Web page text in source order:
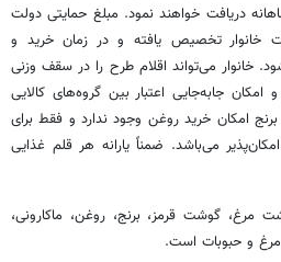
دریافت خواهند نمود. مبلغ حمایتی دولت
خانوار تخصیص یافته و در زمان خرید و
خانوار می‌تواند اقلام طرح را در سقف وزنی
جابه‌جایی اعتبار بین گروه‌های کالایی
برنج امکان خرید روغن وجود ندارد و فقط برای
می‌باشد. ضمناً یارانه هر قلم غذایی
مرغ، گوشت قرمز، برنج، روغن، ماکارونی،
و حبوبات است.